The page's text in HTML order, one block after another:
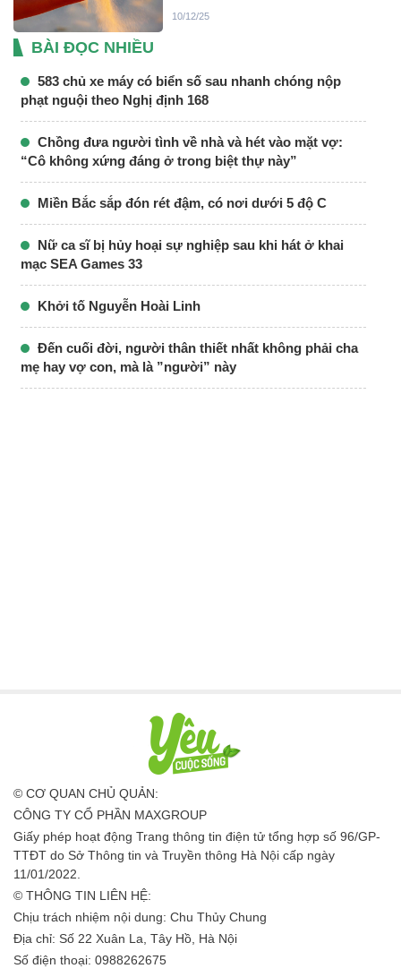
10/12/25
BÀI ĐỌC NHIỀU
583 chủ xe máy có biển số sau nhanh chóng nộp
phạt nguội theo Nghị định 168
Chồng đưa người tình về nhà và hét vào mặt vợ:
“Cô không xứng đáng ở trong biệt thự này”
Miền Bắc sắp đón rét đậm, có nơi dưới 5 độ C
Nữ ca sĩ bị hủy hoại sự nghiệp sau khi hát ở khai
mạc SEA Games 33
Khởi tố Nguyễn Hoài Linh
Đến cuối đời, người thân thiết nhất không phải cha
mẹ hay vợ con, mà là ”người” này
© CƠ QUAN CHỦ QUẢN:
CÔNG TY CỔ PHẦN MAXGROUP
Giấy phép hoạt động Trang thông tin điện tử tổng hợp số 96/GP-
TTĐT do Sở Thông tin và Truyền thông Hà Nội cấp ngày
11/01/2022.
© THÔNG TIN LIÊN HỆ:
Chịu trách nhiệm nội dung: Chu Thủy Chung
Địa chỉ: Số 22 Xuân La, Tây Hồ, Hà Nội
Số điện thoại: 0988262675